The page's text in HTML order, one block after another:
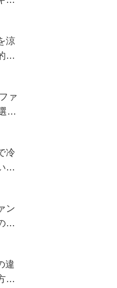
涼
な
ァ
！
冷
ン
特
違
、